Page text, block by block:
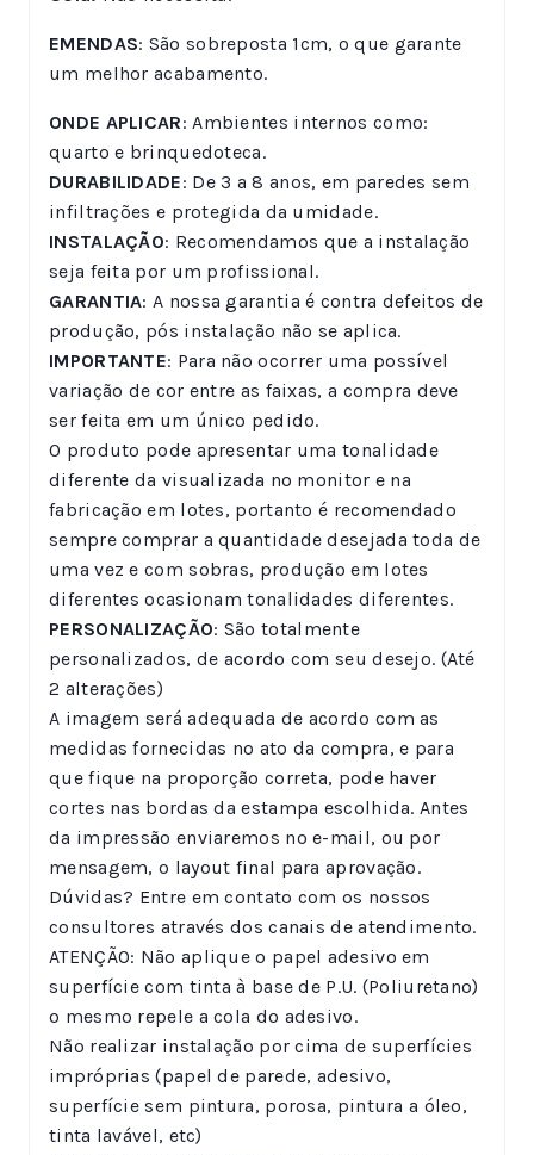
EMENDAS: São sobreposta 1cm, o que garante
um melhor acabamento.
ONDE APLICAR: Ambientes internos como:
quarto e brinquedoteca.
DURABILIDADE: De 3 a 8 anos, em paredes sem
infiltrações e protegida da umidade.
INSTALAÇÃO: Recomendamos que a instalação
seja feita por um profissional.
GARANTIA: A nossa garantia é contra defeitos de
produção, pós instalação não se aplica.
IMPORTANTE: Para não ocorrer uma possível
variação de cor entre as faixas, a compra deve
ser feita em um único pedido.
O produto pode apresentar uma tonalidade
diferente da visualizada no monitor e na
fabricação em lotes, portanto é recomendado
sempre comprar a quantidade desejada toda de
uma vez e com sobras, produção em lotes
diferentes ocasionam tonalidades diferentes.
PERSONALIZAÇÃO: São totalmente
personalizados, de acordo com seu desejo. (Até
2 alterações)
A imagem será adequada de acordo com as
medidas fornecidas no ato da compra, e para
que fique na proporção correta, pode haver
cortes nas bordas da estampa escolhida. Antes
da impressão enviaremos no e-mail, ou por
mensagem, o layout final para aprovação.
Dúvidas? Entre em contato com os nossos
consultores através dos canais de atendimento.
ATENÇÃO: Não aplique o papel adesivo em
superfície com tinta à base de P.U. (Poliuretano)
o mesmo repele a cola do adesivo.
Não realizar instalação por cima de superfícies
impróprias (papel de parede, adesivo,
superfície sem pintura, porosa, pintura a óleo,
tinta lavável, etc)